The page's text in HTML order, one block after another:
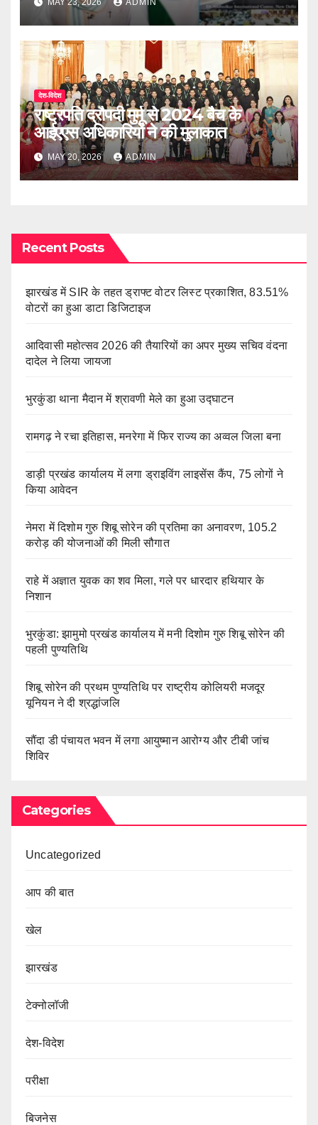
MAY 23, 2026 ADMIN
देश-विदेश
राष्ट्रपति द्रौपदी मुर्मू से 2024 बैच के
आईएएस अधिकारियों ने की मुलाकात
MAY 20, 2026 ADMIN
Recent Posts
झारखंड में SIR के तहत ड्राफ्ट वोटर लिस्ट प्रकाशित, 83.51%
वोटरों का हुआ डाटा डिजिटाइज
आदिवासी महोत्सव 2026 की तैयारियों का अपर मुख्य सचिव वंदना
दादेल ने लिया जायजा
भुरकुंडा थाना मैदान में श्रावणी मेले का हुआ उद्घाटन
रामगढ़ ने रचा इतिहास, मनरेगा में फिर राज्य का अव्वल जिला बना
डाड़ी प्रखंड कार्यालय में लगा ड्राइविंग लाइसेंस कैंप, 75 लोगों ने
किया आवेदन
नेमरा में दिशोम गुरु शिबू सोरेन की प्रतिमा का अनावरण, 105.2
करोड़ की योजनाओं की मिली सौगात
राहे में अज्ञात युवक का शव मिला, गले पर धारदार हथियार के
निशान
भुरकुंडा: झामुमो प्रखंड कार्यालय में मनी दिशोम गुरु शिबू सोरेन की
पहली पुण्यतिथि
शिबू सोरेन की प्रथम पुण्यतिथि पर राष्ट्रीय कोलियरी मजदूर
यूनियन ने दी श्रद्धांजलि
सौंदा डी पंचायत भवन में लगा आयुष्मान आरोग्य और टीबी जांच
शिविर
Categories
Uncategorized
आप की बात
खेल
झारखंड
टेक्नोलॉजी
देश-विदेश
परीक्षा
बिजनेस